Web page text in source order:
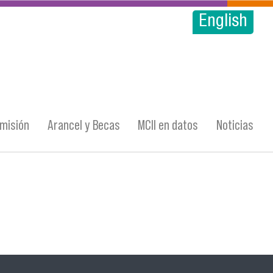
English
Arancel y Becas MCII en datos Noticias